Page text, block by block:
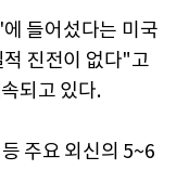
들어섰다는 미국
진전이 없다"고
되고 있다.
주요 외신의 5~6